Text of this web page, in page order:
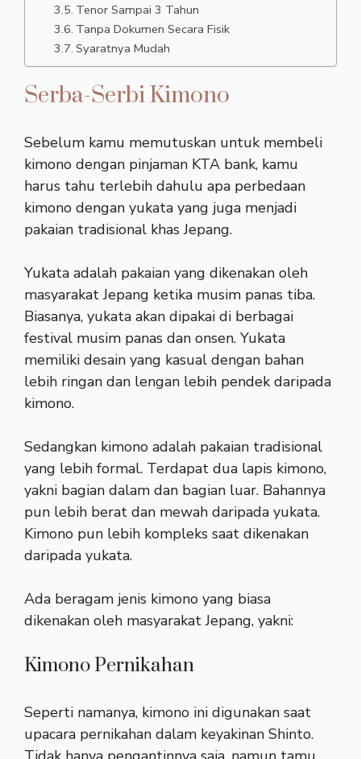
Tenor Sampai 3 Tahun
Tanpa Dokumen Secara Fisik
Syaratnya Mudah
Serba-Serbi Kimono
Sebelum kamu memutuskan untuk membeli
kimono dengan pinjaman KTA bank, kamu
harus tahu terlebih dahulu apa perbedaan
kimono dengan yukata yang juga menjadi
pakaian tradisional khas Jepang.
Yukata adalah pakaian yang dikenakan oleh
masyarakat Jepang ketika musim panas tiba.
Biasanya, yukata akan dipakai di berbagai
festival musim panas dan onsen. Yukata
memiliki desain yang kasual dengan bahan
lebih ringan dan lengan lebih pendek daripada
kimono.
Sedangkan kimono adalah pakaian tradisional
yang lebih formal. Terdapat dua lapis kimono,
yakni bagian dalam dan bagian luar. Bahannya
pun lebih berat dan mewah daripada yukata.
Kimono pun lebih kompleks saat dikenakan
daripada yukata.
Ada beragam jenis kimono yang biasa
dikenakan oleh masyarakat Jepang, yakni:
Kimono Pernikahan
Seperti namanya, kimono ini digunakan saat
upacara pernikahan dalam keyakinan Shinto.